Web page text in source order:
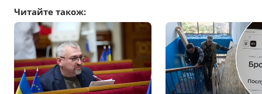
Читайте також: